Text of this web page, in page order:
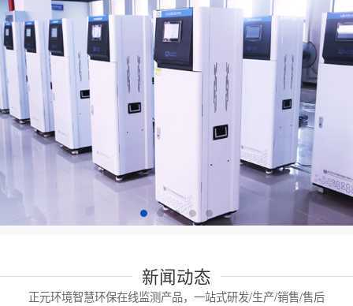
新闻动态
正元环境智慧环保在线监测产品，一站式研发/生产/销售/售后